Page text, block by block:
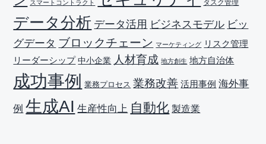
スマートコントラクト タスク管理
データ分析 データ活用 ビジネスモデル ビッ
グデータ ブロックチェーン マーケティング リスク管理
リーダーシップ 中小企業 人材育成 地方創生 地方自治体
成功事例 業務プロセス 業務改善 活用事例 海外事
例 生成AI 生産性向上 自動化 製造業